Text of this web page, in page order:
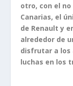
otro, con el
Canarias, el
de Renault y
alrededor de
disfrutar a los
luchas en los